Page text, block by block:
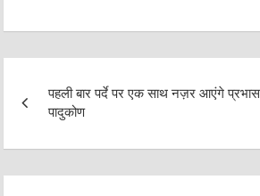
navigation
पहली बार पर्दे पर एक साथ नज़र आएंगे
पादुकोण